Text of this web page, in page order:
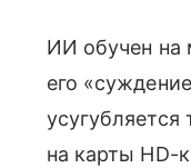
ИИ обучен на
его
на карты HD-